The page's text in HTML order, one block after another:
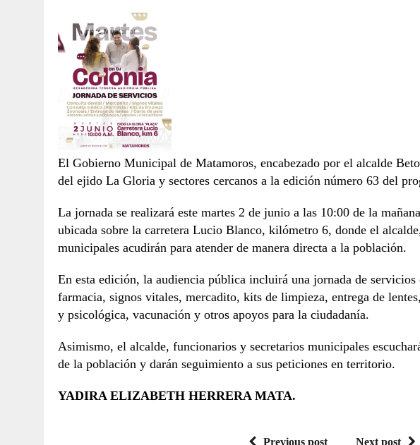
El Gobierno Municipal de Matamoros, encabezado por el alcalde
del ejido La Gloria y sectores cercanos a la edición número 63 del
La jornada se realizará este martes 2 de junio a las 10:00 de la
ubicada sobre la carretera Lucio Blanco, kilómetro 6, donde el
municipales acudirán para atender de manera directa a la población.
En esta edición, la audiencia pública incluirá una jornada de
farmacia, signos vitales, mercadito, kits de limpieza, entrega de
y psicológica, vacunación y otros apoyos para la ciudadanía.
Asimismo, el alcalde, funcionarios y secretarios municipales
de la población y darán seguimiento a sus peticiones en territorio.
YADIRA ELIZABETH HERRERA MATA.
Previous post Next post